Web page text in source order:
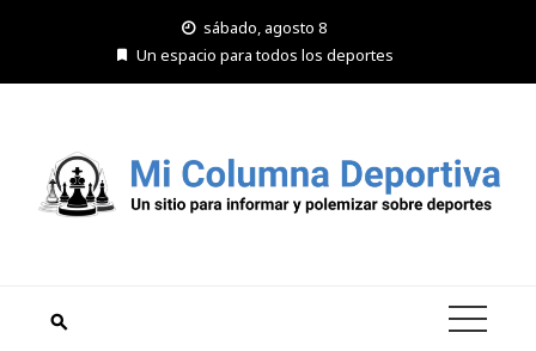
sábado, agosto 8
Un espacio para todos los deportes